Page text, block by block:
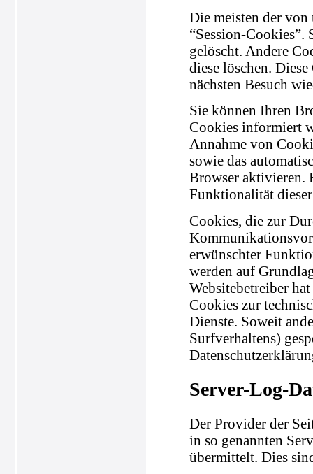
Die meisten der von
“Session-Cookies”.
gelöscht. Andere
diese löschen.
nächsten Besuch
Sie können Ihren
Cookies informiert
Annahme von
sowie das
Browser aktivieren.
Funktionalität
Cookies, die zur
erwünschter
werden auf
Websitebetreiber
Cookies zur
Dienste. Soweit
Surfverhaltens)
Server-Log-
Der Provider der
in so genannten
übermittelt. Dies